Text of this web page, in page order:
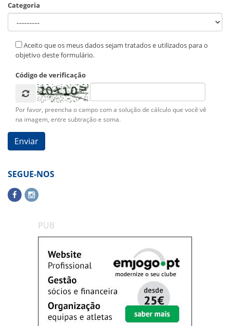
Categoria
Aceito que os meus dados sejam tratados e utilizados para o
objetivo deste formulário.
Código de verificação
Por favor, preencha o campo com a solução de cálculo que você vê
na imagem, entre subtração e soma.
SEGUE-NOS
PUB